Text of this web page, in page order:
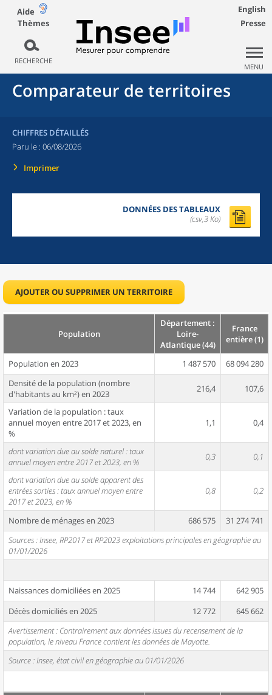
Aide
Thèmes
RECHERCHE
English
Presse
MENU
Comparateur de territoires
CHIFFRES DÉTAILLÉS
Paru le : 06/08/2026
Imprimer
DONNÉES DES TABLEAUX
(csv,3 Ko)
AJOUTER OU SUPPRIMER UN TERRITOIRE
Population
Département :
Loire-
Atlantique (44)
France
entière (1)
Population en 2023 1 487 570
68 094 280
Densité de la population (nombre
d'habitants au km²) en 2023
216,4 107,6
Variation de la population : taux
annuel moyen entre 2017 et 2023, en
%
1,1 0,4
dont variation due au solde naturel : taux
annuel moyen entre 2017 et 2023, en %
0,3 0,1
dont variation due au solde apparent des
entrées sorties : taux annuel moyen entre
2017 et 2023, en %
0,8 0,2
Nombre de ménages en 2023 686 575
31 274 741
Sources : Insee, RP2017 et RP2023 exploitations principales en géographie au
01/01/2026
Naissances domiciliées en 2025 14 744
642 905
Décès domiciliés en 2025
12 772
645 662
Avertissement : Contrairement aux données issues du recensement de la
population, le niveau France contient les données de Mayotte.
Source : Insee, état civil en géographie au 01/01/2026